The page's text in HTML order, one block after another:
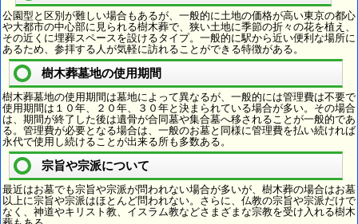
公園型と区別が難しい場合もあるが、一般的に土地の価格が高い東京の都心
や大都市の中心部に見られる樹木葬で、狭い土地に季節の折々の花を植え、
その近くに埋葬スペースを設けるタイプ。一般的に駅から近い便利な場所に
あるため、参拝する人が気軽に訪れることができる特徴がある。
樹木葬墓地の使用期間
樹木葬墓地の使用期間は墓地によって異なるが、一般的には管理費は不要で
使用期間は１０年、２０年、３０年と決まられている場合が多い。その場合
は、期間が終了した後は遺骨が合同墓や集合墓へ移されることが一般的であ
る。管理費が必要となる場合は、一般のお墓と同様に管理費を払い続ければ
永代で使用し続けることが出来る所も多数ある。
宗旨や宗派について
最近はお墓でも宗旨や宗派が問われない場合が多いが、樹木葬の場合はお墓
以上に宗旨や宗派はほとんど問われない。さらに、仏教の宗旨や宗派だけで
なく、神道やキリスト教、イスラム教などさまざまな宗教を受け入れる樹木